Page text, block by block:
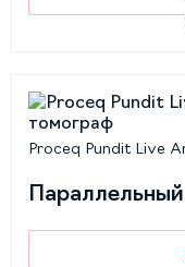
Proceq Pundit Live